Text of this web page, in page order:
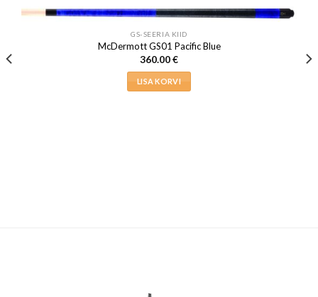
GS-SEERIA KIID
McDermott GS01 Pacific Blue
360.00€
LISA KORVI